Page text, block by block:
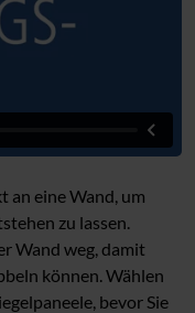
an eine Wand, um
zu lassen.
Wand weg, damit
können. Wählen
bevor Sie